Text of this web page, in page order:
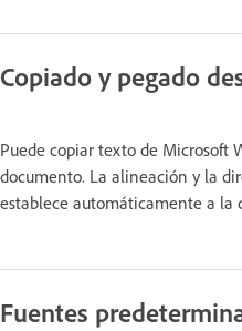
Copiado y pegado
Puede copiar texto de Microsoft
documento. La alineación y la
establece automáticamente a la
Fuentes